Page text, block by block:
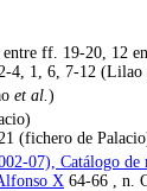
ff. 19-20, 12
2-4, 1, 6, 7-12 (Lilao
et al.)
(fichero de
07), Catálogo
X 64-66 , n.